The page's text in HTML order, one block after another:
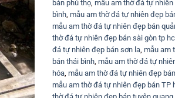
bán phú thọ mẫu am thờ đá tự nhiên
bình mẫu am thờ đá tự nhiên đẹp
mẫu am thờ đá tự nhiên đẹp bán
thờ đá tự nhiên đẹp bán sài gòn tp
đá tự nhiên đẹp bán sơn la mẫu am
bán thái bình mẫu am thờ đá tự
hóa mẫu am thờ đá tự nhiên đẹp
mẫu am thờ đá tự nhiên đẹp bán TP